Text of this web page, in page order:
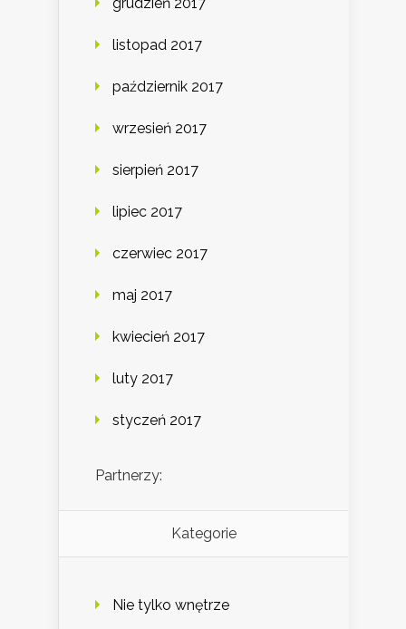
listopad 2017
październik 2017
wrzesień 2017
sierpień 2017
lipiec 2017
czerwiec 2017
maj 2017
kwiecień 2017
luty 2017
styczeń 2017
Partnerzy:
Kategorie
Nie tylko wnętrze